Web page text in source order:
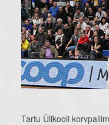
Tartu Ülikooli